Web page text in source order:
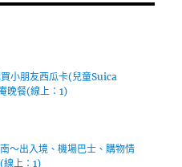
小朋友西瓜卡(兒童Suica
晚餐(線上：1)
～出入境、機場巴士、購物情
線上：1)